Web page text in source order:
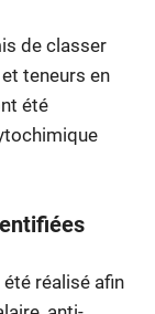
de classer
teneurs en
été
réalisé afin